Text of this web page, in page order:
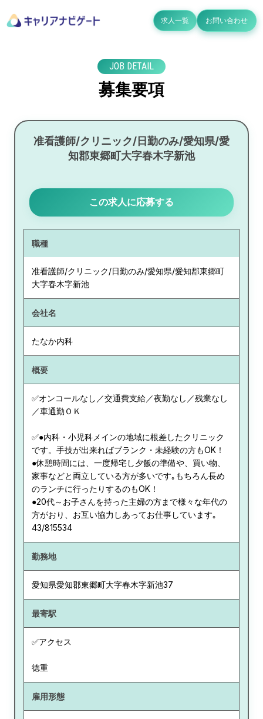
求人一覧 お問い合わせ
JOB DETAIL
募集要項
准看護師/クリニック/日勤のみ/愛知県/愛
知郡東郷町大字春木字新池
この求人に応募する
職種
准看護師/クリニック/日勤のみ/愛知県/愛知郡東郷町
大字春木字新池
会社名
たなか内科
概要
✅オンコールなし／交通費支給／夜勤なし／残業なし
／車通勤ＯＫ
✅●内科・小児科メインの地域に根差したクリニック
です。手技が出来ればブランク・未経験の方もOK！
●休憩時間には、一度帰宅し夕飯の準備や、買い物、
家事などと両立している方が多いです｡もちろん長め
のランチに行ったりするのもOK！
●20代～お子さんを持った主婦の方まで様々な年代の
方がおり、お互い協力しあってお仕事しています｡
43/815534
勤務地
愛知県愛知郡東郷町大字春木字新池37
最寄駅
✅アクセス
徳重
雇用形態